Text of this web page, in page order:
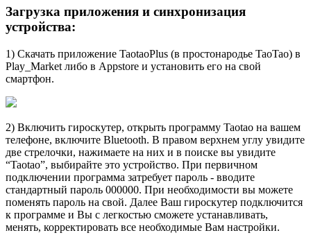
Загрузка приложения и синхронизация
устройства:
1) Скачать приложение TaotaoPlus (в простонародье TaoTao) в
Play_Market либо в Appstore и установить его на свой
смартфон.
2) Включить гироскутер, открыть программу Taotao на вашем
телефоне, включите Bluetooth. В правом верхнем углу увидите
две стрелочки, нажимаете на них и в поиске вы увидите
“Taotao”, выбирайте это устройство. При первичном
подключении программа затребует пароль - вводите
стандартный пароль 000000. При необходимости вы можете
поменять пароль на свой. Далее Ваш гироскутер подключится
к программе и Вы с легкостью сможете устанавливать,
менять, корректировать все необходимые Вам настройки.